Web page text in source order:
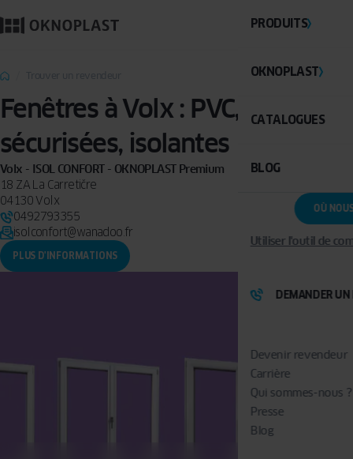
PRODUITS
OKNOPLAST
CATALOGUES
BLOG
OÙ
Utiliser l'outil de
DEMANDER UN
Devenir revendeur
Carrière
Qui sommes-nous ?
Presse
Blog
Fenêtres à Volx : PVC,
sécurisées, isolantes
Volx - ISOL CONFORT - OKNOPLAST Premium
18 ZA La Carretičre
04130 Volx
0492793355
isolconfort@wanadoo.fr
PLUS D'INFORMATIONS